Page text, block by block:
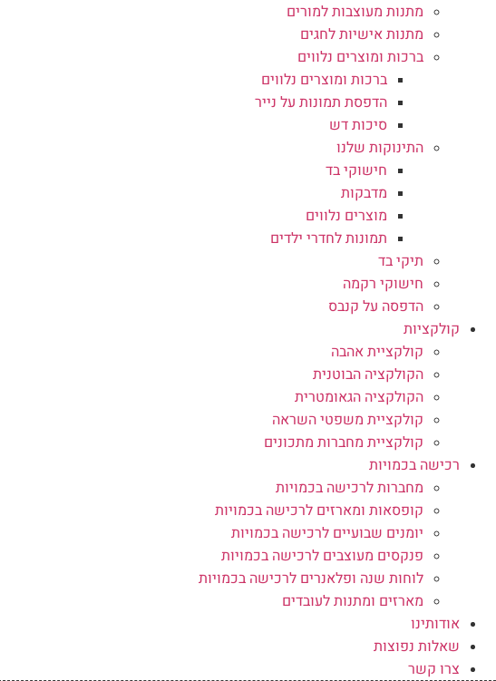
מתנות מעוצבות למורים
מתנות אישיות לחגים
ברכות ומוצרים נלווים
ברכות ומוצרים נלווים
הדפסת תמונות על נייר
סיכות דש
התינוקות שלנו
חישוקי בד
מדבקות
מוצרים נלווים
תמונות לחדרי ילדים
תיקי בד
חישוקי רקמה
הדפסה על קנבס
קולקציות
קולקציית אהבה
הקולקציה הבוטנית
הקולקציה הגאומטרית
קולקציית משפטי השראה
קולקציית מחברות מתכונים
רכישה בכמויות
מחברות לרכישה בכמויות
קופסאות ומארזים לרכישה בכמויות
יומנים שבועיים לרכישה בכמויות
פנקסים מעוצבים לרכישה בכמויות
לוחות שנה ופלאנרים לרכישה בכמויות
מארזים ומתנות לעובדים
אודותינו
שאלות נפוצות
צרו קשר